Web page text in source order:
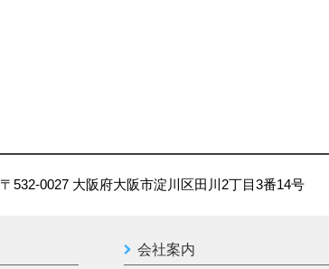
〒532-0027 大阪府大阪市淀川区田川2丁目3番14号
会社案内